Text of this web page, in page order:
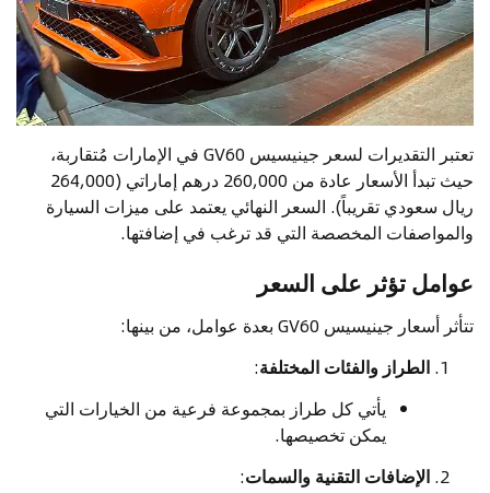
تعتبر التقديرات لسعر جينيسيس GV60 في الإمارات مُتقاربة،
حيث تبدأ الأسعار عادة من 260,000 درهم إماراتي (264,000
ريال سعودي تقريباً). السعر النهائي يعتمد على ميزات السيارة
والمواصفات المخصصة التي قد ترغب في إضافتها.
عوامل تؤثر على السعر
تتأثر أسعار جينيسيس GV60 بعدة عوامل، من بينها:
الطراز والفئات المختلفة:
يأتي كل طراز بمجموعة فرعية من الخيارات التي
يمكن تخصيصها.
الإضافات التقنية والسمات: